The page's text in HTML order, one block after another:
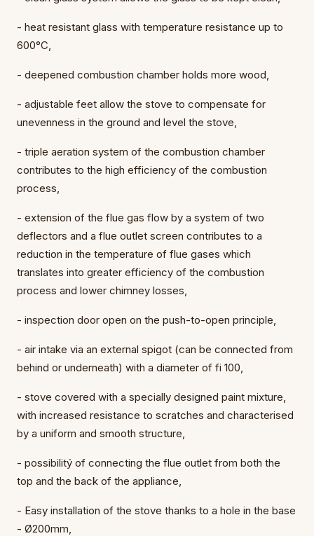
- heat resistant glass with temperature resistance up to
600°C,
- deepened combustion chamber holds more wood,
- adjustable feet allow the stove to compensate for
unevenness in the ground and level the stove,
- triple aeration system of the combustion chamber
contributes to the high efficiency of the combustion
process,
- extension of the flue gas flow by a system of two
deflectors and a flue outlet screen contributes to a
reduction in the temperature of flue gases which
translates into greater efficiency of the combustion
process and lower chimney losses,
- inspection door open on the push-to-open principle,
- air intake via an external spigot (can be connected from
behind or underneath) with a diameter of fi 100,
- stove covered with a specially designed paint mixture,
with increased resistance to scratches and characterised
by a uniform and smooth structure,
- possibilitý of connecting the flue outlet from both the
top and the back of the appliance,
- Easy installation of the stove thanks to a hole in the base
- Ø200mm,